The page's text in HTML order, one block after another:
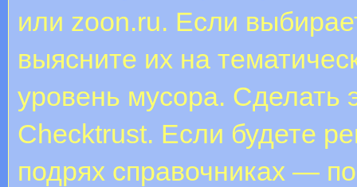
или zoon.ru. Если
выясните их на
уровень мусора. Сделать
Checktrust. Если будете
подрях справочниках —